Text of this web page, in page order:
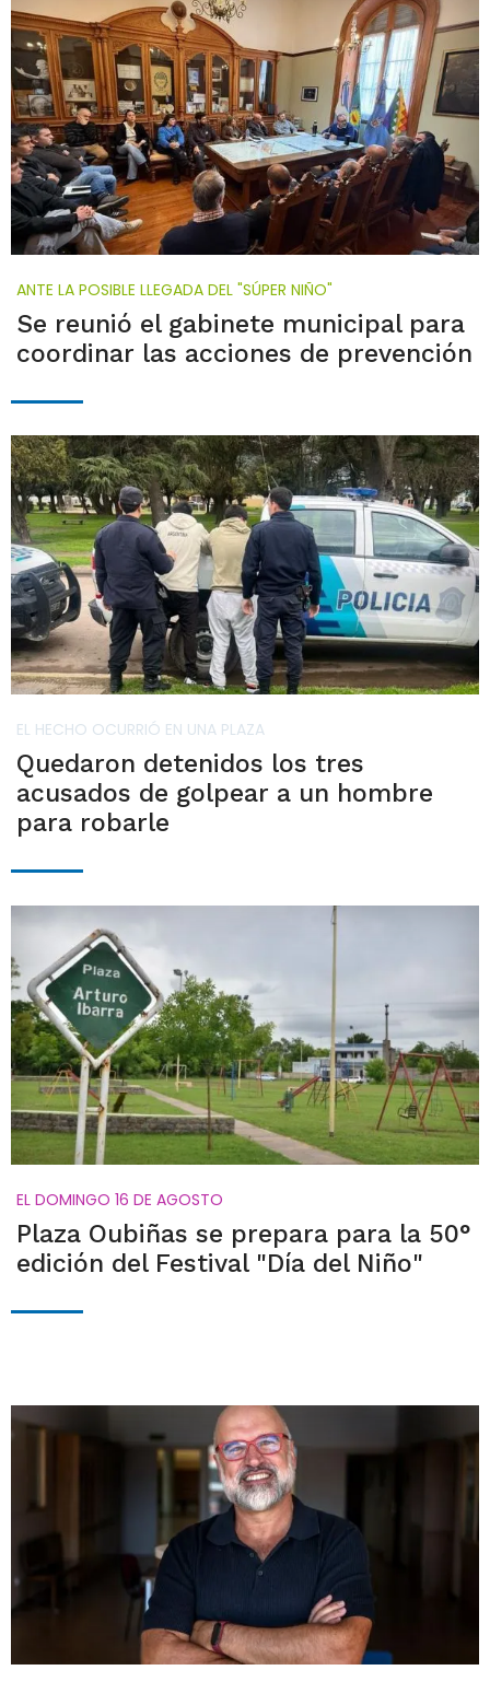
ANTE LA POSIBLE LLEGADA DEL "SÚPER NIÑO"
Se reunió el gabinete municipal para
coordinar las acciones de prevención
EL HECHO OCURRIÓ EN UNA PLAZA
Quedaron detenidos los tres
acusados de golpear a un hombre
para robarle
EL DOMINGO 16 DE AGOSTO
Plaza Oubiñas se prepara para la 50°
edición del Festival "Día del Niño"